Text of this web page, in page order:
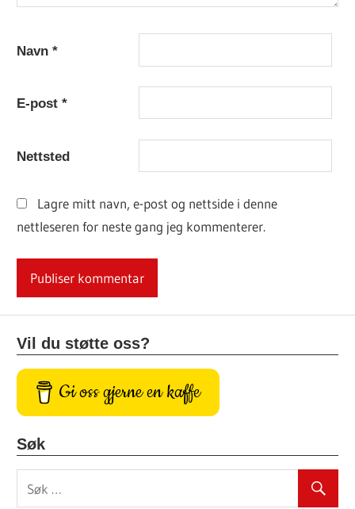
Navn*
E-post*
Nettsted
Lagre mitt navn, e-post og nettside i denne
nettleseren for neste gang jeg kommenterer.
Vil du støtte oss?
Gi oss gjerne en kaffe
Søk